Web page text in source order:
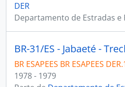
DER
Departamento de Estradas e
BR ESAPEES BR ESAPEES
1978 - 1979